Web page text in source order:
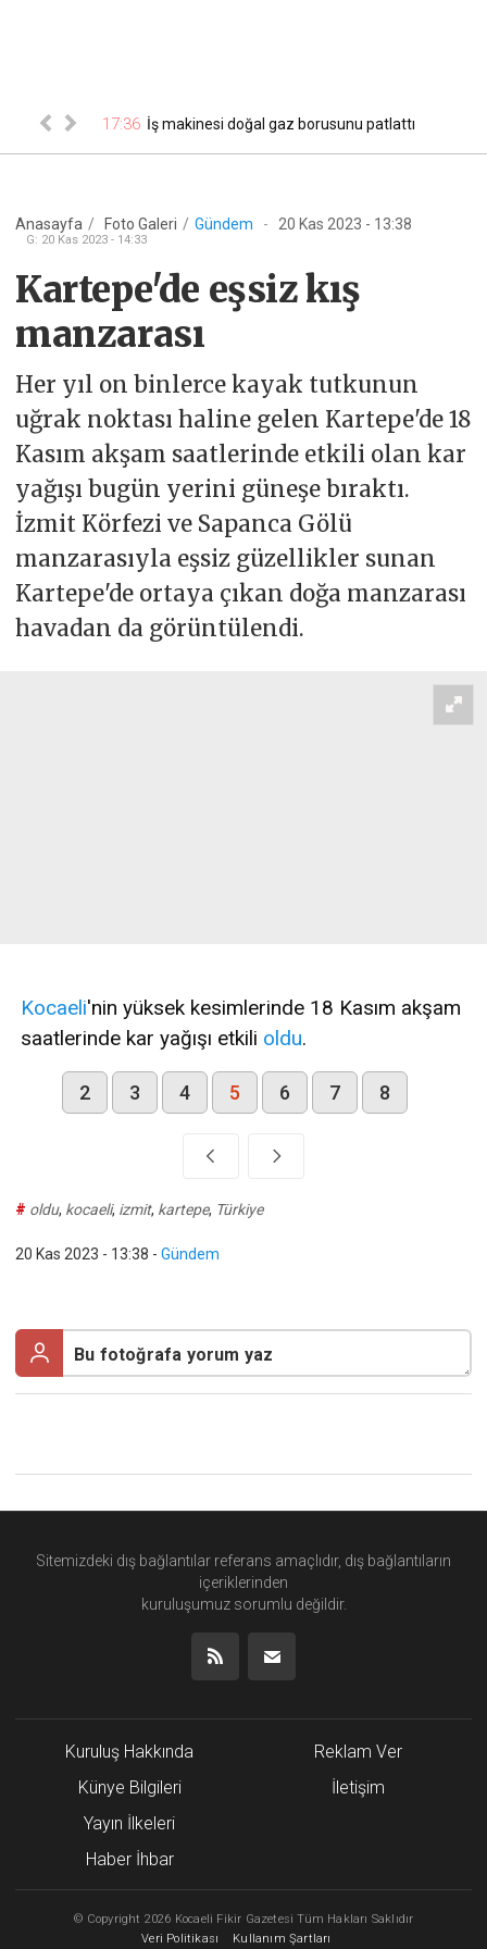
Cuma
17:36 İş makinesi doğal gaz borusunu patlattı
Anasayfa / Foto Galeri / Gündem - 20 Kas 2023 - 13:38
G: 20 Kas 2023 - 14:33
Kartepe'de eşsiz kış
manzarası
Her yıl on binlerce kayak tutkunun
uğrak noktası haline gelen Kartepe'de 18
Kasım akşam saatlerinde etkili olan kar
yağışı bugün yerini güneşe bıraktı.
İzmit Körfezi ve Sapanca Gölü
manzarasıyla eşsiz güzellikler sunan
Kartepe'de ortaya çıkan doğa manzarası
havadan da görüntülendi.
Kocaeli'nin yüksek kesimlerinde 18 Kasım akşam
saatlerinde kar yağışı etkili oldu.
2 3 4 5 6 7 8
# oldu, kocaeli, izmit, kartepe, Türkiye
20 Kas 2023 - 13:38 - Gündem
Sitemizdeki dış bağlantılar referans amaçlıdır, dış bağlantıların
içeriklerinden
kuruluşumuz sorumlu değildir.
Kuruluş Hakkında
Künye Bilgileri
Yayın İlkeleri
Haber İhbar
Reklam Ver
İletişim
© Copyright 2026 Kocaeli Fikir Gazetesi Tüm Hakları Saklıdır
Veri Politikası
Kullanım Şartları